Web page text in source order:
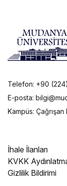
Telefon: +90
E-posta:
Kampüs:
İhale İlanları
KVKK
Gizlilik Bildirimi